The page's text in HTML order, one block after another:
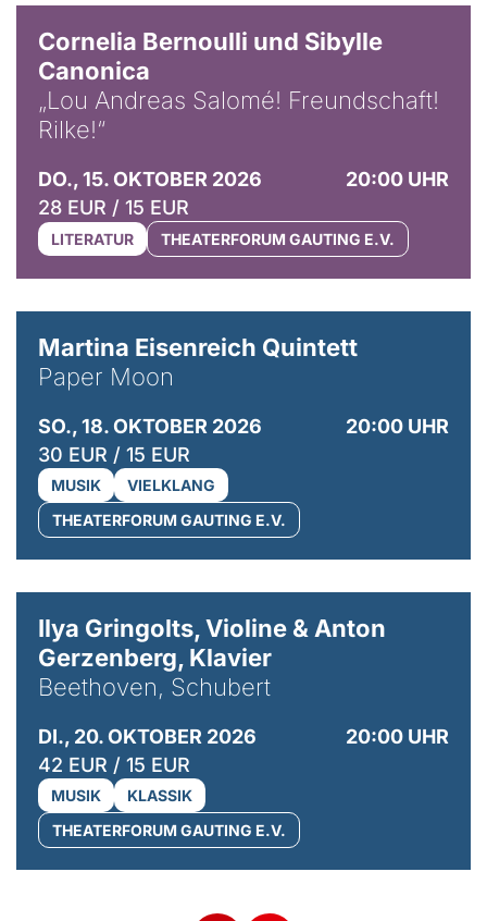
Cornelia Bernoulli und Sibylle
Canonica
„Lou Andreas Salomé! Freundschaft!
Rilke!“
DO., 15. OKTOBER 2026
20:00 UHR
28 EUR / 15 EUR
LITERATUR THEATERFORUM GAUTING E.V.
Martina Eisenreich Quintett
Paper Moon
SO., 18. OKTOBER 2026
20:00 UHR
30 EUR / 15 EUR
MUSIK
VIELKLANG
THEATERFORUM GAUTING E.V.
Ilya Gringolts, Violine & Anton
Gerzenberg, Klavier
Beethoven, Schubert
DI., 20. OKTOBER 2026
20:00 UHR
42 EUR / 15 EUR
MUSIK
KLASSIK
THEATERFORUM GAUTING E.V.